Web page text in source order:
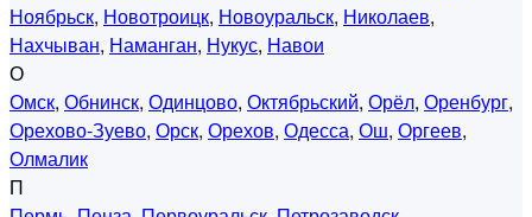
Ноябрьск, Новотроицк, Новоуральск, Николаев,
Нахчыван, Наманган, Нукус, Навои
О
Омск, Обнинск, Одинцово, Октябрьский, Орёл, Оренбург,
Орехово-Зуево, Орск, Орехов, Одесса, Ош, Оргеев,
Олмалик
П